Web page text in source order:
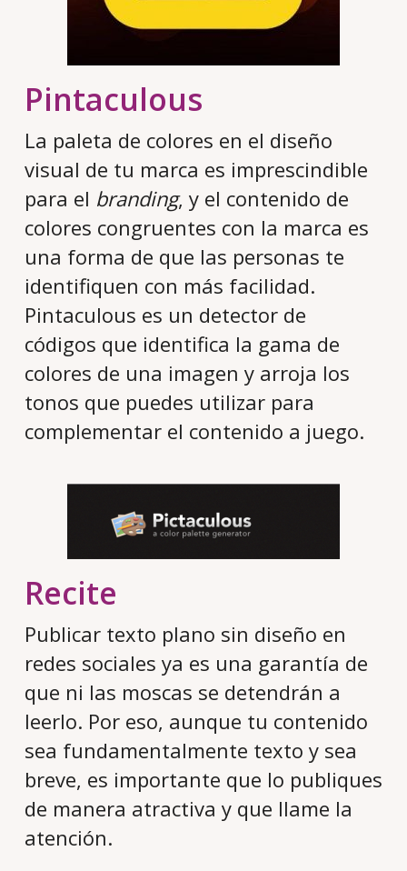
Pintaculous
La paleta de colores en el diseño
visual de tu marca es imprescindible
para el branding, y el contenido de
colores congruentes con la marca es
una forma de que las personas te
identifiquen con más facilidad.
Pintaculous es un detector de
códigos que identifica la gama de
colores de una imagen y arroja los
tonos que puedes utilizar para
complementar el contenido a juego.
Recite
Publicar texto plano sin diseño en
redes sociales ya es una garantía de
que ni las moscas se detendrán a
leerlo. Por eso, aunque tu contenido
sea fundamentalmente texto y sea
breve, es importante que lo publiques
de manera atractiva y que llame la
atención.